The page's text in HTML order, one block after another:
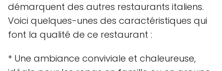
démarquent des autres restaurants italiens.
Voici quelques-unes des caractéristiques qui
font la qualité de ce restaurant :
* Une ambiance conviviale et chaleureuse,